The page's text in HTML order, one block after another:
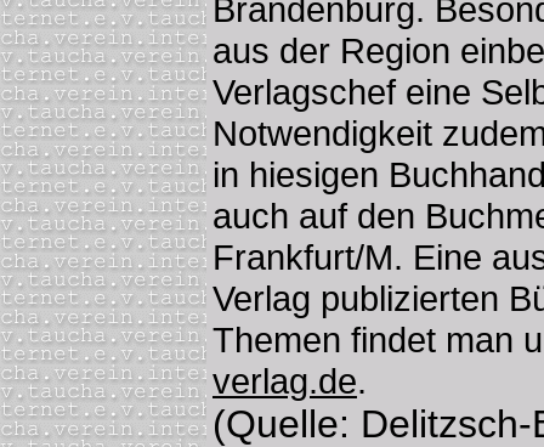
Brandenburg.
aus der Region
Verlagschef eine
Notwendigkeit
in hiesigen
auch auf den
Frankfurt/M. Eine
Verlag publizierten
Themen findet man
verlag.de.
(Quelle: